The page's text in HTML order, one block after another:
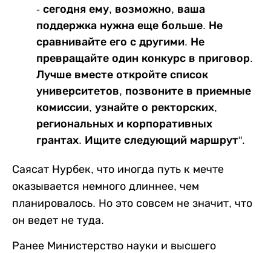
- сегодня ему, возможно, ваша
поддержка нужна еще больше. Не
сравнивайте его с другими. Не
превращайте один конкурс в приговор.
Лучше вместе откройте список
университетов, позвоните в приемные
комиссии, узнайте о ректорских,
региональных и корпоративных
грантах. Ищите следующий маршрут".
Саясат Нурбек, что иногда путь к мечте
оказывается немного длиннее, чем
планировалось. Но это совсем не значит, что
он ведет не туда.
Ранее Министерство науки и высшего